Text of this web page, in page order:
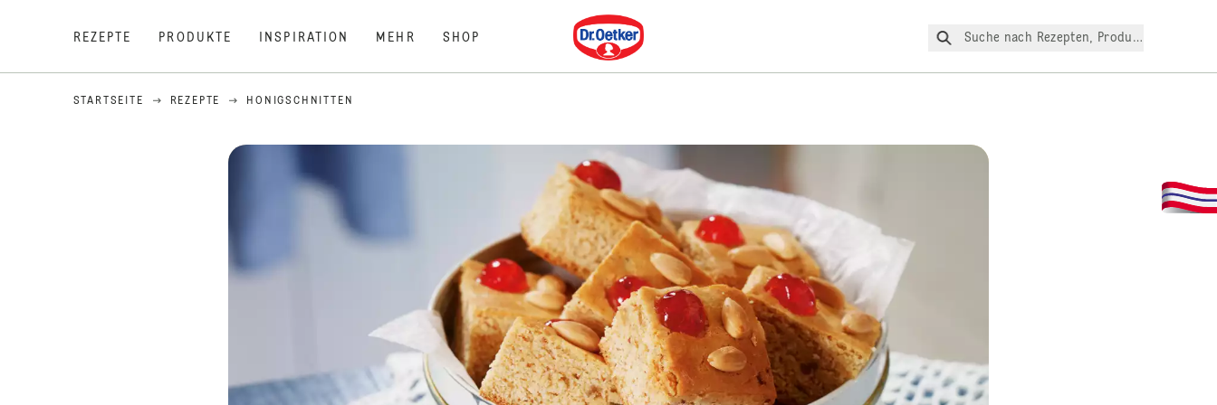
REZEPTE PRODUKTE INSPIRATION MEHR SHOP
Dr. Oetker
Suche nach Rezepten, Produkte, etc.
STARTSEITE REZEPTE HONIGSCHNITTEN